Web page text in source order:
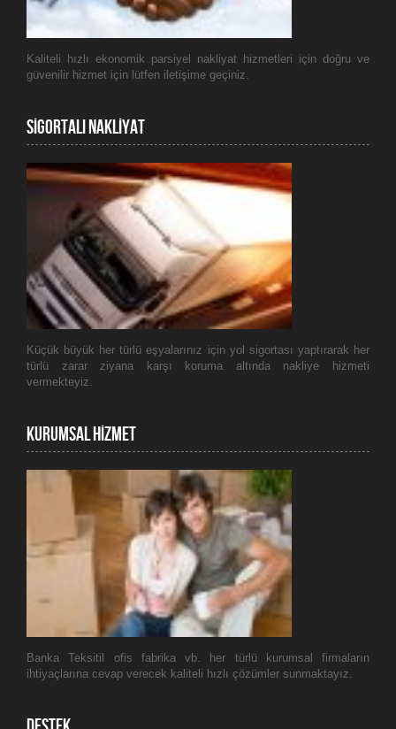
Kaliteli hızlı ekonomik parsiyel nakliyat hizmetleri için doğru ve
güvenilir hizmet için lütfen iletişime geçiniz.
SİGORTALI NAKLİYAT
Küçük büyük her türlü eşyalarınız için yol sigortası yaptırarak her
türlü zarar ziyana karşı koruma altında nakliye hizmeti
vermekteyiz.
kURUMSAL HİZMET
Banka Teksitil ofis fabrika vb. her türlü kurumsal firmaların
ihtiyaçlarına cevap verecek kaliteli hızlı çözümler sunmaktayız.